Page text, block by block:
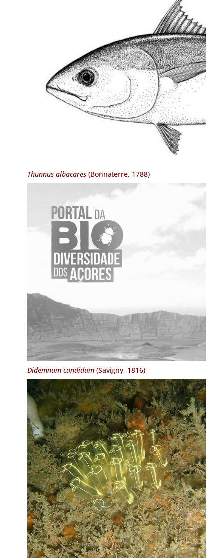
Thunnus albacares(Bonnaterre, 1788)
Didemnum candidum(Savigny, 1816)